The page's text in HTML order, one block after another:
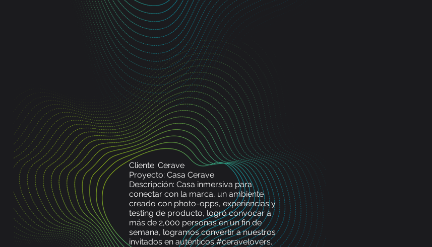
Cliente: Cerave
Proyecto: Casa Cerave
Descripción: Casa inmersiva para
conectar con la marca, un ambiente
creado con photo-opps, experiencias y
testing de producto, logró convocar a
más de 2,000 personas en un fin de
semana, logramos convertir a nuestros
invitados en auténticos #ceravelovers.